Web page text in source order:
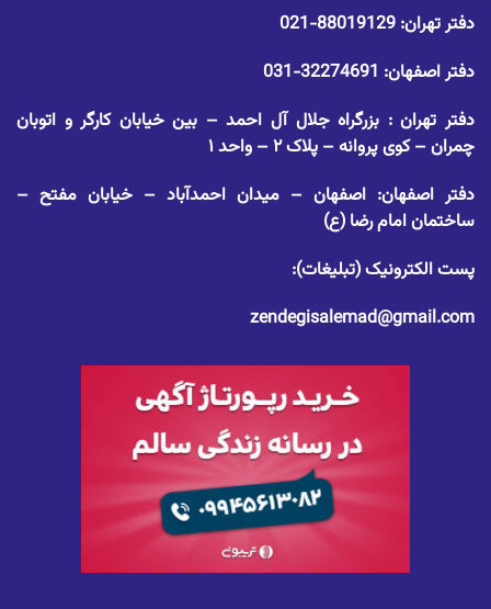
دفتر تهران: 88019129-021
دفتر اصفهان: 32274691-031
دفتر تهران : بزرگراه جلال آل احمد – بین خیابان کارگر و اتوبان
چمران – کوی پروانه – پلاک ۲ – واحد ۱
دفتر اصفهان: اصفهان – میدان احمدآباد – خیابان مفتح –
ساختمان امام رضا (ع)
پست الکترونیک (تبلیغات):
zendegisalemad@gmail.com